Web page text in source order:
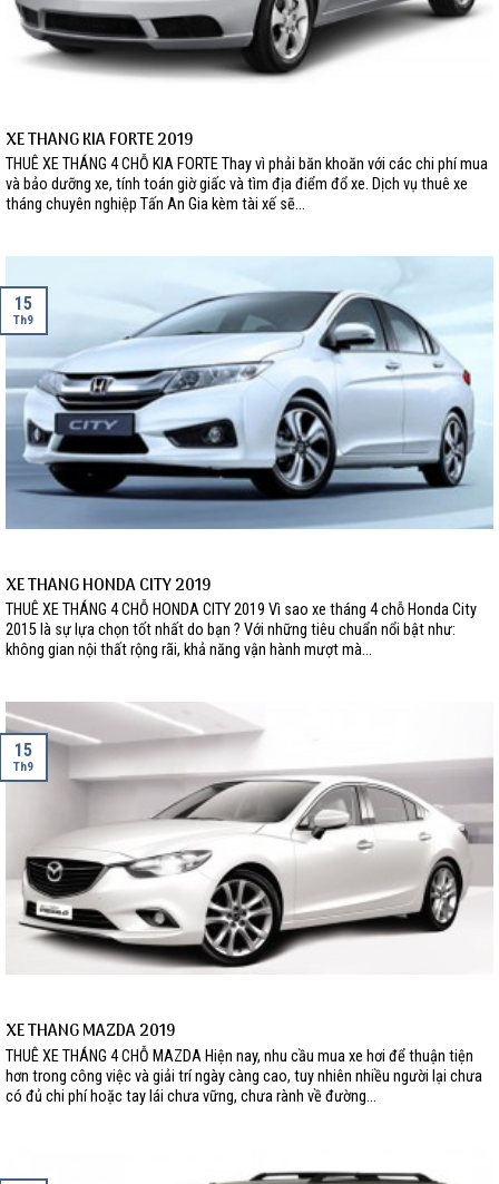
XE THÁNG KIA FORTE 2019
THUÊ XE THÁNG 4 CHỖ KIA FORTE Thay vì phải băn khoăn với các chi phí mua
và bảo dưỡng xe, tính toán giờ giấc và tìm địa điểm đổ xe. Dịch vụ thuê xe
tháng chuyên nghiệp Tấn An Gia kèm tài xế sẽ...
XE THÁNG HONDA CITY 2019
THUÊ XE THÁNG 4 CHỖ HONDA CITY 2019 Vì sao xe tháng 4 chỗ Honda City
2015 là sự lựa chọn tốt nhất do bạn ? Với những tiêu chuẩn nổi bật như:
không gian nội thất rộng rãi, khả năng vận hành mượt mà...
15
Th9
XE THÁNG MAZDA 2019
THUÊ XE THÁNG 4 CHỖ MAZDA Hiện nay, nhu cầu mua xe hơi để thuận tiện
hơn trong công việc và giải trí ngày càng cao, tuy nhiên nhiều người lại chưa
có đủ chi phí hoặc tay lái chưa vững, chưa rành về đường...
15
Th9